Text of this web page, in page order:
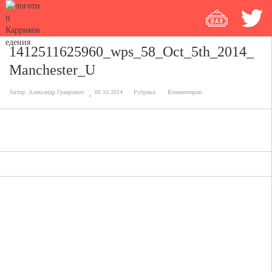
1412511625960_wps_58_Oct_5th_2014_
Manchester_U
Автор: Александр Граирович 06.10.2014 Рубрика: Комментарии